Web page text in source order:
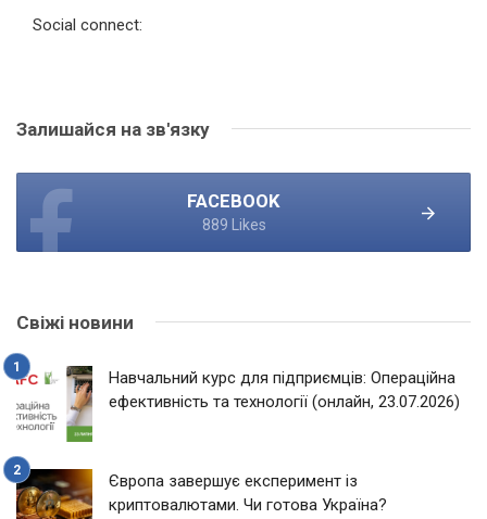
Social connect:
Залишайся на зв'язку
FACEBOOK
889 Likes
Свіжі новини
Навчальний курс для підприємців: Операційна
ефективність та технології (онлайн, 23.07.2026)
Європа завершує експеримент із
криптовалютами. Чи готова Україна?